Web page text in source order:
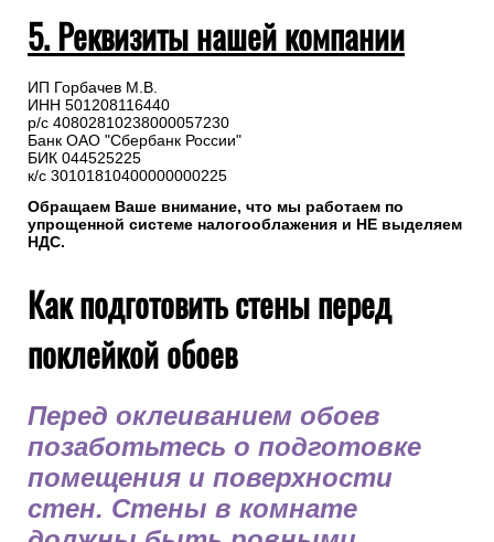
5. Реквизиты нашей компании
ИП Горбачев М.В.
ИНН 501208116440
р/с 40802810238000057230
Банк ОАО "Сбербанк России"
БИК 044525225
к/с 30101810400000000225
Обращаем Ваше внимание, что мы работаем по
упрощенной системе налогооблажения и НЕ выделяем
НДС.
Как подготовить стены перед
поклейкой обоев
Перед оклеиванием обоев
позаботьтесь о подготовке
помещения и поверхности
стен. Стены в комнате